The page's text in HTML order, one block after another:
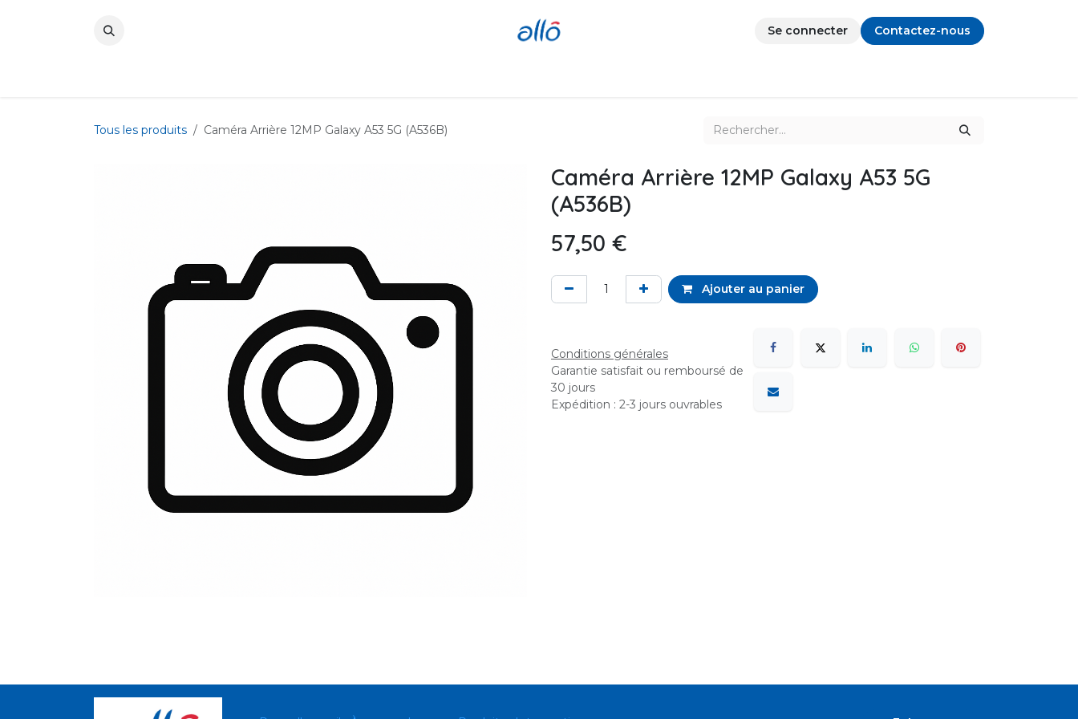
Se connecter
Contactez-nous
Tous les produits Caméra Arrière 12MP Galaxy A53 5G (A536B)
Caméra Arrière 12MP Galaxy A53 5G
(A536B)
57,50 €
Ajouter au panier
Conditions générales
Garantie satisfait ou remboursé de
30 jours
Expédition : 2-3 jours ouvrables